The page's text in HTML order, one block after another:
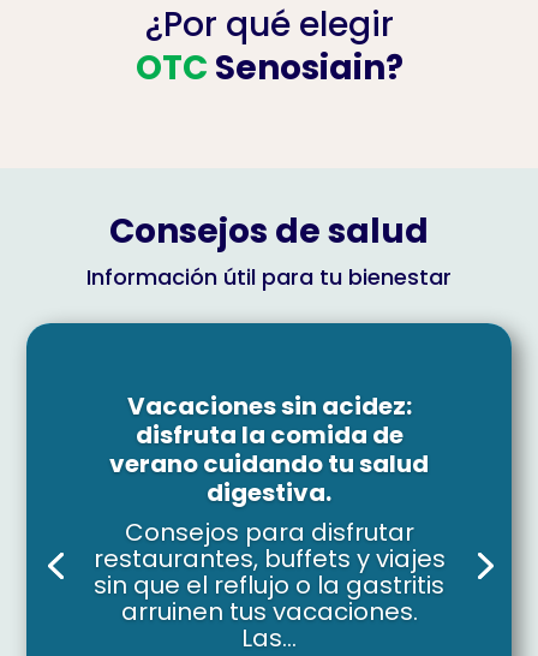
¿Por qué elegir
OTC Senosiain?
Consejos de salud
Información útil para tu bienestar
Vacaciones sin acidez:
disfruta la comida de
verano cuidando tu salud
digestiva.
Consejos para disfrutar
restaurantes, buffets y viajes
sin que el reflujo o la gastritis
arruinen tus vacaciones.
Las...